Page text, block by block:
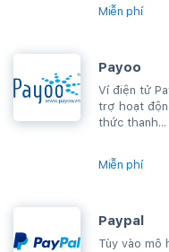
Miễn phí
Payoo
Ví điện tử
trợ hoạt
thức thanh...
Miễn phí
Paypal
Tùy vào mô